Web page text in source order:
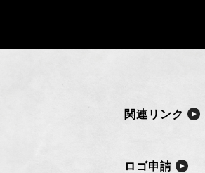
関連リンク
ロゴ申請